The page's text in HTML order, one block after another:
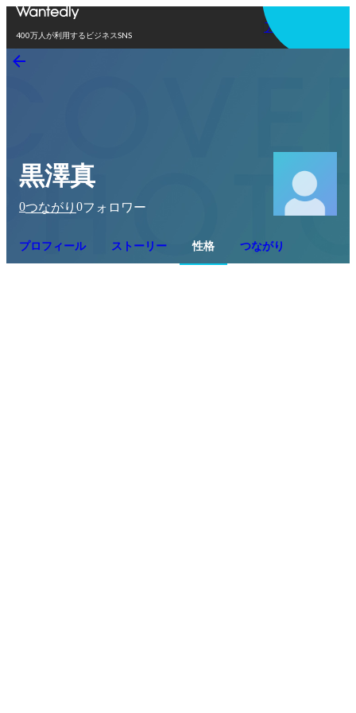
400万人が利用するビジネスSNS
アプリを使う
黒澤真
0つながり 0フォロワー
プロフィール ストーリー 性格 つながり